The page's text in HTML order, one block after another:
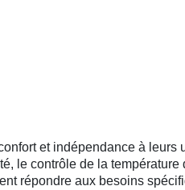
et indépendance à leurs
le contrôle de la température
répondre aux besoins